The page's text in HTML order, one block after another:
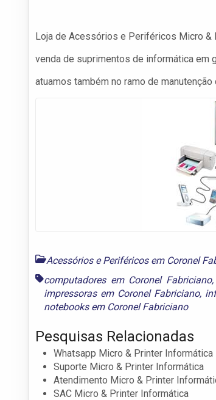
Loja de Acessórios e Periféricos Micro &
venda de suprimentos de informática em
atuamos também no ramo de
Acessórios e Periféricos em Coronel
computadores em Coronel Fabriciano,
impressoras em Coronel Fabriciano,
notebooks em Coronel Fabriciano
Pesquisas Relacionadas
Whatsapp Micro & Printer Informática
Suporte Micro & Printer Informática
Atendimento Micro & Printer
SAC Micro & Printer Informática